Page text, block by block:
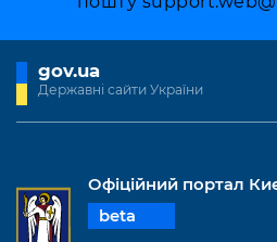
gov.ua
Державні сайти України
Офіційний портал
beta